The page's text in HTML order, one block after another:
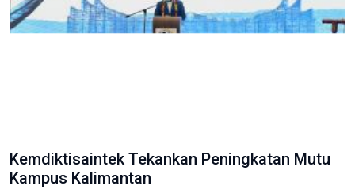
Kemdiktisaintek Tekankan Peningkatan Mutu
Kampus Kalimantan